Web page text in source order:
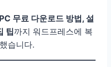
무료 다운로드 방법, 설
팁까지 워드프레스에 복
습니다.